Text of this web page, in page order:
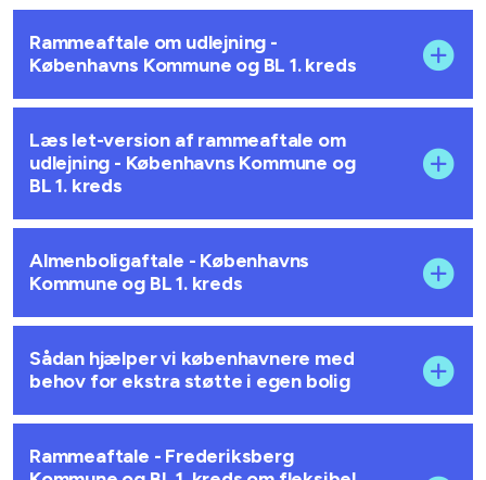
Rammeaftale om udlejning -
Københavns Kommune og BL 1. kreds
Læs let-version af rammeaftale om
udlejning - Københavns Kommune og
BL 1. kreds
Almenboligaftale - Københavns
Kommune og BL 1. kreds
Sådan hjælper vi københavnere med
behov for ekstra støtte i egen bolig
Rammeaftale - Frederiksberg